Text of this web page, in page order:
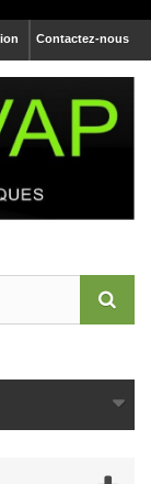
Contactez-nous